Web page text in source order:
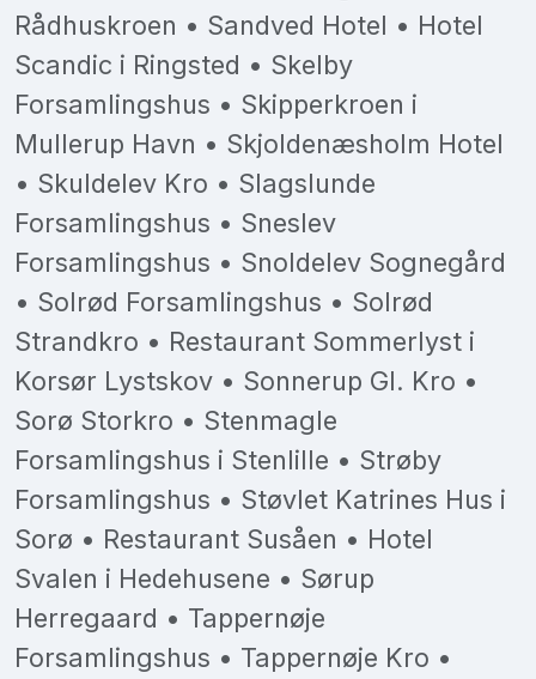
Rådhuskroen • Sandved Hotel • Hotel
Scandic i Ringsted • Skelby
Forsamlingshus • Skipperkroen i
Mullerup Havn • Skjoldenæsholm Hotel
• Skuldelev Kro • Slagslunde
Forsamlingshus • Sneslev
Forsamlingshus • Snoldelev Sognegård
• Solrød Forsamlingshus • Solrød
Strandkro • Restaurant Sommerlyst i
Korsør Lystskov • Sonnerup Gl. Kro •
Sorø Storkro • Stenmagle
Forsamlingshus i Stenlille • Strøby
Forsamlingshus • Støvlet Katrines Hus i
Sorø • Restaurant Susåen • Hotel
Svalen i Hedehusene • Sørup
Herregaard • Tappernøje
Forsamlingshus • Tappernøje Kro •